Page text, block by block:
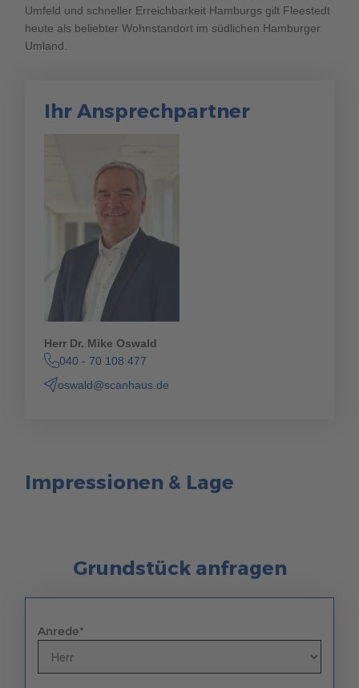
Umfeld und schneller Erreichbarkeit Hamburgs gilt Fleestedt
heute als beliebter Wohnstandort im südlichen Hamburger
Umland.
Ihr Ansprechpartner
Herr Dr. Mike Oswald
040 - 70 108 477
oswald@scanhaus.de
Impressionen & Lage
Grundstück anfragen
Anrede*